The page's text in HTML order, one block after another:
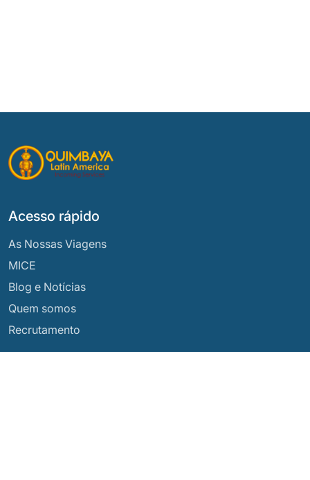
Acesso rápido
As Nossas Viagens
MICE
Blog e Notícias
Quem somos
Recrutamento